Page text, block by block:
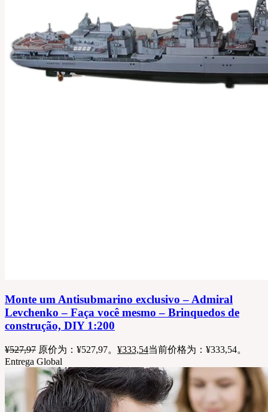
Monte um Antisubmarino exclusivo – Admiral
Levchenko – Faça você mesmo – Brinquedos de
construção, DIY 1:200
¥527,97 原价为：¥527,97。 ¥333,54当前价格为：¥333,54。
Entrega Global